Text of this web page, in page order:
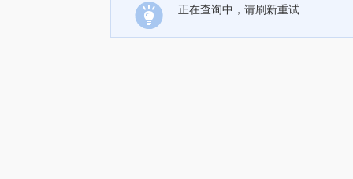
正在查询中，请刷新重试